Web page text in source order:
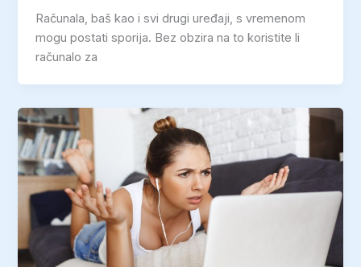
Računala, baš kao i svi drugi uređaji, s vremenom
mogu postati sporija. Bez obzira na to koristite li
računalo za